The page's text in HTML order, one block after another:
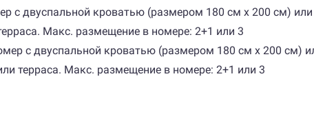
с двуспальной кроватью (размером 180 см х 200 см)
Макс. размещение в номере: 2+1 или 3
с двуспальной кроватью (размером 180 см х 200 см)
терраса. Макс. размещение в номере: 2+1 или 3